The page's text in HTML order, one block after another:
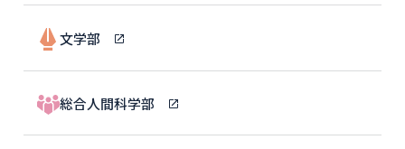
文学部
総合人間科学部